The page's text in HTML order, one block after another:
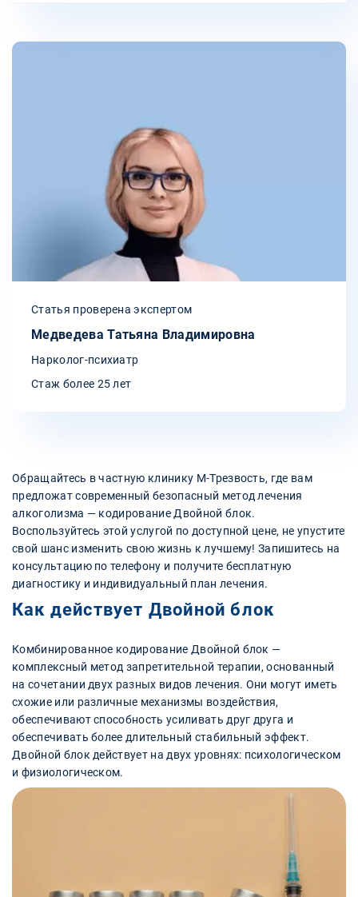
Статья проверена экспертом
Медведева Татьяна Владимировна
Нарколог-психиатр
Стаж более 25 лет
Обращайтесь в частную клинику М-Трезвость, где вам
предложат современный безопасный метод лечения
алкоголизма — кодирование Двойной блок.
Воспользуйтесь этой услугой по доступной цене, не упустите
свой шанс изменить свою жизнь к лучшему! Запишитесь на
консультацию по телефону и получите бесплатную
диагностику и индивидуальный план лечения.
Как действует Двойной блок
Комбинированное кодирование Двойной блок —
комплексный метод запретительной терапии, основанный
на сочетании двух разных видов лечения. Они могут иметь
схожие или различные механизмы воздействия,
обеспечивают способность усиливать друг друга и
обеспечивать более длительный стабильный эффект.
Двойной блок действует на двух уровнях: психологическом
и физиологическом.